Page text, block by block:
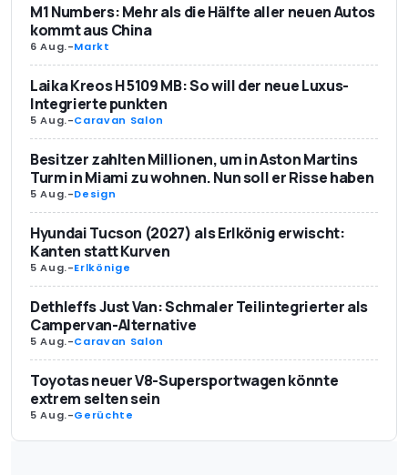
M1 Numbers: Mehr als die Hälfte aller neuen Autos
kommt aus China
6 Aug.-Markt
Laika Kreos H 5109 MB: So will der neue Luxus-
Integrierte punkten
5 Aug.-Caravan Salon
Besitzer zahlten Millionen, um in Aston Martins
Turm in Miami zu wohnen. Nun soll er Risse haben
5 Aug.-Design
Hyundai Tucson (2027) als Erlkönig erwischt:
Kanten statt Kurven
5 Aug.-Erlkönige
Dethleffs Just Van: Schmaler Teilintegrierter als
Campervan-Alternative
5 Aug.-Caravan Salon
Toyotas neuer V8-Supersportwagen könnte
extrem selten sein
5 Aug.-Gerüchte